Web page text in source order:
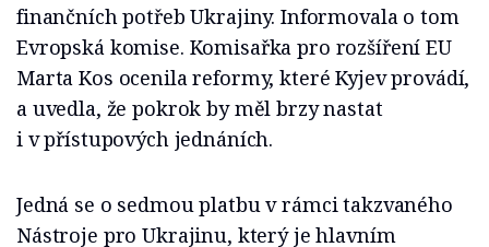
finančních potřeb Ukrajiny. Informovala o tom
Evropská komise. Komisařka pro rozšíření EU
Marta Kos ocenila reformy, které Kyjev provádí,
a uvedla, že pokrok by měl brzy nastat
i v přístupových jednáních.
Jedná se o sedmou platbu v rámci takzvaného
Nástroje pro Ukrajinu, který je hlavním